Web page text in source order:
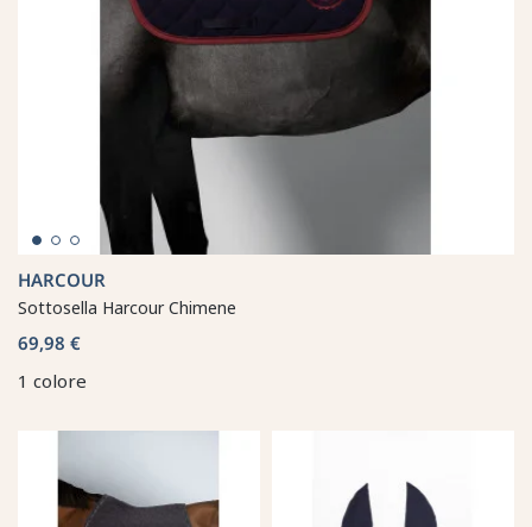
HARCOUR
Sottosella Harcour Chimene
69,98 €
1 colore